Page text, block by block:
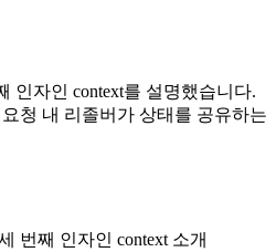
인자인 context를 설명했습니다.
청 내 리졸버가 상태를 공유하는
번째 인자인 context 소개